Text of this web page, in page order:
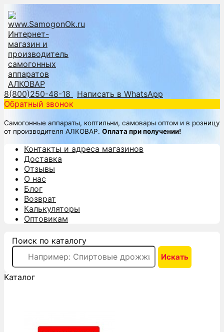
8(800)250-48-18
Написать в WhatsApp
Обратный звонок
Самогонные аппараты, коптильни, самовары оптом и в розницу
от производителя АЛКОВАР. Оплата при получении!
Контакты и адреса магазинов
Доставка
Отзывы
О нас
Блог
Возврат
Калькуляторы
Оптовикам
Поиск по каталогу
Каталог